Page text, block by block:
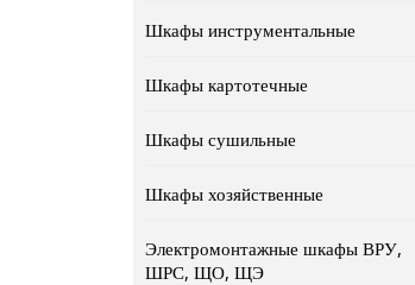
Шкафы инструментальные
Шкафы картотечные
Шкафы сушильные
Шкафы хозяйственные
Электромонтажные шкафы ВРУ,
ШРС, ЩО, ЩЭ